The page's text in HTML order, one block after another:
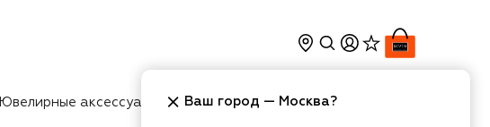
Ювелирные аксессуары Косметика Интерьер
Ваш город — Москва?